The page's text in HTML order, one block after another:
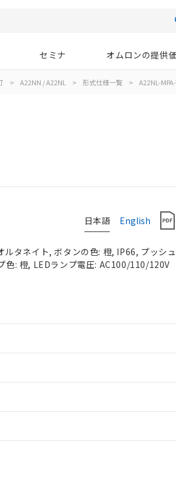
セミナ オムロンの提供
> A22NN / A22NL > 形式仕様一覧 > A22NL-
日本語 English
タネイト, ボタンの色: 橙, IP66, プッシ
色: 橙, LEDランプ電圧: AC100/110/120V